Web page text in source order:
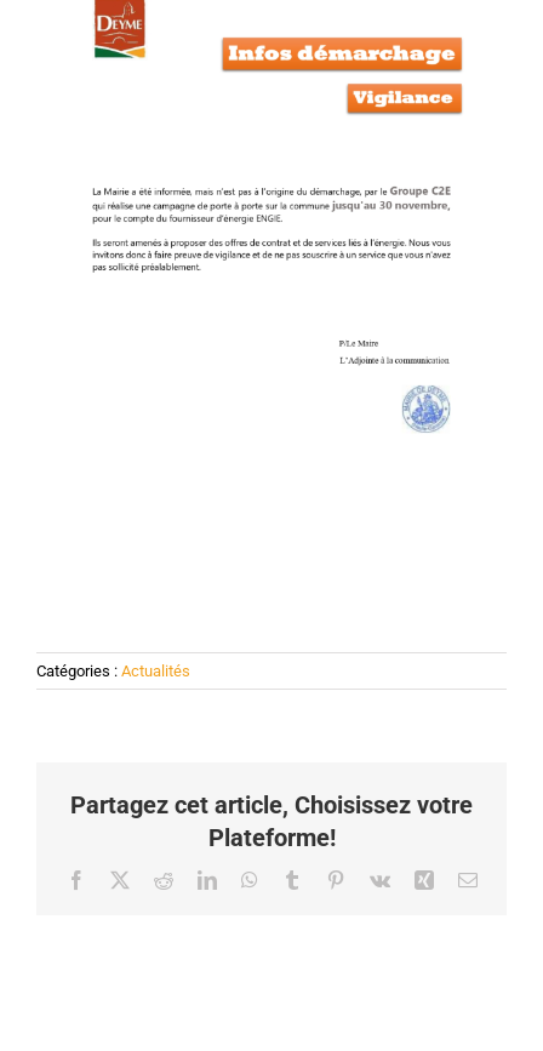
Catégories : Actualités
Partagez cet article, Choisissez votre
Plateforme!
Facebook RedditLinkedInWhatsApp
Tumblr Pinterest
Vk Xing Email